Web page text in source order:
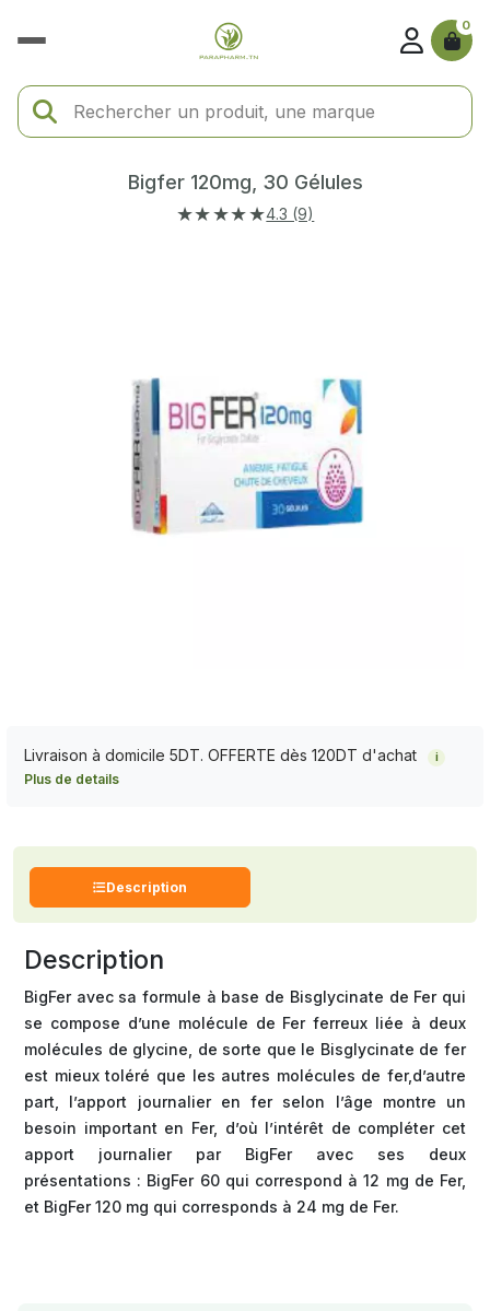
0
Bigfer 120mg, 30 Gélules
★★★★★4.3 (9)
Livraison à domicile 5DT. OFFERTE dès 120DT d'achat i
Plus de details
Description
Description
BigFer avec sa formule à base de Bisglycinate de Fer qui
se compose d’une molécule de Fer ferreux liée à deux
molécules de glycine, de sorte que le Bisglycinate de fer
est mieux toléré que les autres molécules de fer,d’autre
part, l’apport journalier en fer selon l’âge montre un
besoin important en Fer, d’où l’intérêt de compléter cet
apport journalier par BigFer avec ses deux
présentations : BigFer 60 qui correspond à 12 mg de Fer,
et BigFer 120 mg qui corresponds à 24 mg de Fer.